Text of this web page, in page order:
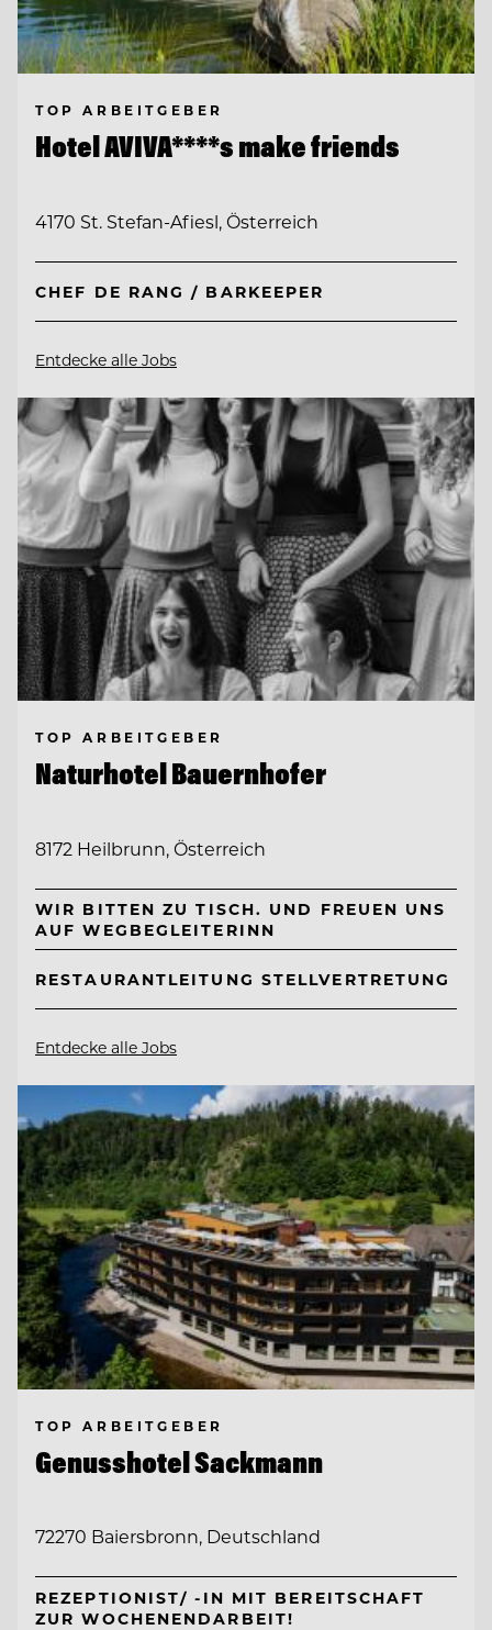
TOP ARBEITGEBER
Hotel AVIVA****s make friends
4170 St. Stefan-Afiesl, Österreich
CHEF DE RANG / BARKEEPER
Entdecke alle Jobs
TOP ARBEITGEBER
Naturhotel Bauernhofer
8172 Heilbrunn, Österreich
WIR BITTEN ZU TISCH. UND FREUEN UNS
AUF WEGBEGLEITERINN
RESTAURANTLEITUNG STELLVERTRETUNG
Entdecke alle Jobs
TOP ARBEITGEBER
Genusshotel Sackmann
72270 Baiersbronn, Deutschland
REZEPTIONIST/ -IN MIT BEREITSCHAFT
ZUR WOCHENENDARBEIT!